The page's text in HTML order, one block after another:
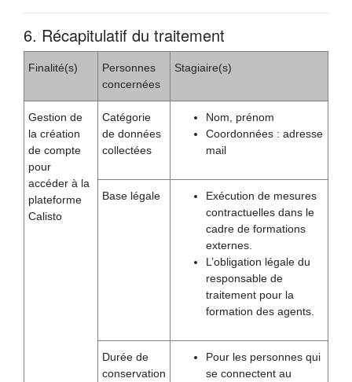
6. Récapitulatif du traitement
Finalité(s)
Personnes
concernées
Stagiaire(s)
Gestion de
la création
de compte
pour
accéder à la
plateforme
Calisto
Catégorie
de données
collectées
Nom, prénom
Coordonnées : adresse
mail
Base légale
Exécution de mesures
contractuelles dans le
cadre de formations
externes.
L’obligation légale du
responsable de
traitement pour la
formation des agents.
Durée de
conservation
Pour les personnes qui
se connectent au